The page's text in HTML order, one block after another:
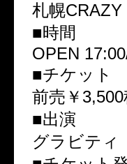
札幌
■時間
OPEN
■チケット
前売￥
■出演
グラビティ